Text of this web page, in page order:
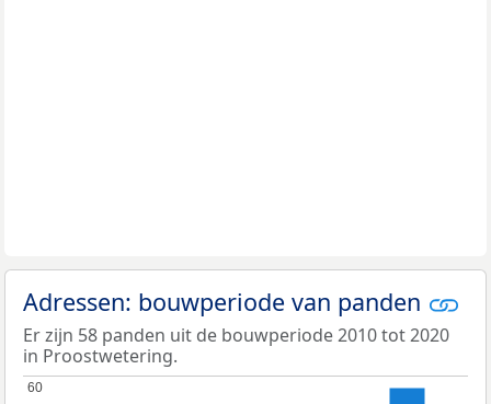
Adressen: bouwperiode van panden
Er zijn 58 panden uit de bouwperiode 2010 tot 2020
in Proostwetering.
60
60